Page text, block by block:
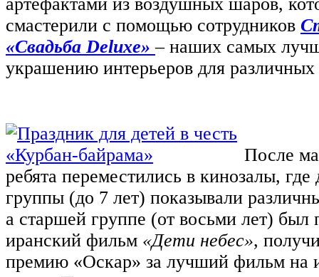
смастерили с помощью сотрудников
«Свадьба Deluxe»– наших самых
украшению интерьеров для различных
После
ребята переместились в кинозалы,
группы (до 7 лет) показывали
а старшей группе (от восьми лет) был
иранский фильм «Дети небес»,
премию «Оскар» за лучший фильм на